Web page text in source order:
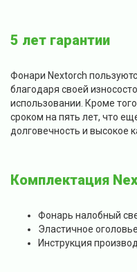
5 лет гарантии
Фонари Nextorch
благодаря своей
использовании. Кроме
сроком на пять лет, что
долговечность и высокое
Комплектация
Фонарь налобный
Эластичное оголовье
Инструкция